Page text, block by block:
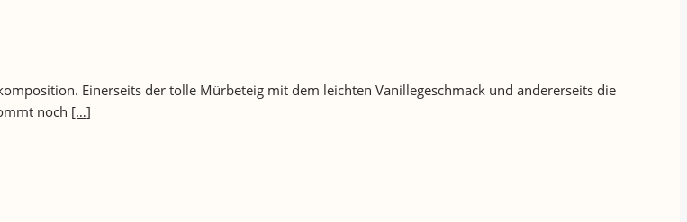
Einerseits der tolle Mürbeteig mit dem leichten Vanillegeschmack und andererseits die
noch […]